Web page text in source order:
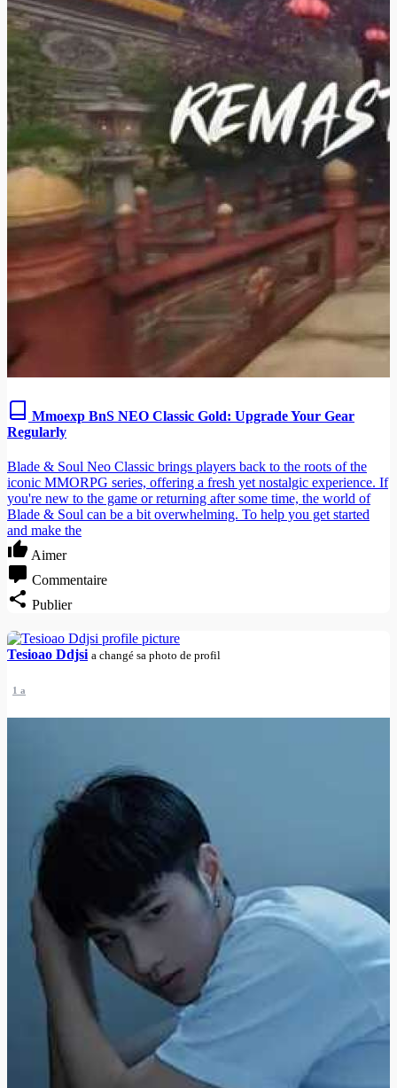
Mmoexp BnS NEO Classic Gold: Upgrade Your Gear
Regularly
Blade & Soul Neo Classic brings players back to the roots of the
iconic MMORPG series, offering a fresh yet nostalgic experience. If
you're new to the game or returning after some time, the world of
Blade & Soul can be a bit overwhelming. To help you get started
and make the
Aimer
Commentaire
Publier
Tesioao Ddjsi a changé sa photo de profil
1 a